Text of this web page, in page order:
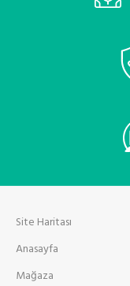
Site Haritası
Anasayfa
Mağaza